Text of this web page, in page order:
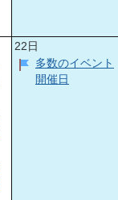
22日
多数のイベント
開催日